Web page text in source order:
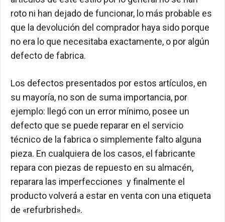
roto ni han dejado de funcionar, lo más probable es
que la devolución del comprador haya sido porque
no era lo que necesitaba exactamente, o por algún
defecto de fabrica.
Los defectos presentados por estos artículos, en
su mayoría, no son de suma importancia, por
ejemplo: llegó con un error mínimo, posee un
defecto que se puede reparar en el servicio
técnico de la fabrica o simplemente falto alguna
pieza. En cualquiera de los casos, el fabricante
repara con piezas de repuesto en su almacén,
reparara las imperfecciones y finalmente el
producto volverá a estar en venta con una etiqueta
de «refurbrished».